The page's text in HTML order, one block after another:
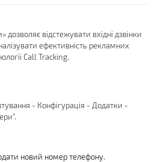
відстежувати вхідні дзвінки
ефективність рекламних
Call Tracking.
- Конфігурація - Додатки -
новий номер телефону.